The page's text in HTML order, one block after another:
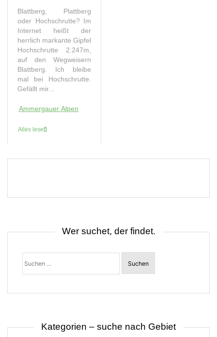
Blattberg, Plattberg
oder Hochschrutte? Im
Internet heißt der
herrlich markante Gipfel
Hochschrutte 2.247m,
auf den Wegweisern
Blattberg. Ich bleibe
mal bei Hochschrutte.
Gefällt mir...
Ammergauer Alpen
Alles lesen
Wer suchet, der findet.
Suchen
nach:
Kategorien – suche nach Gebiet